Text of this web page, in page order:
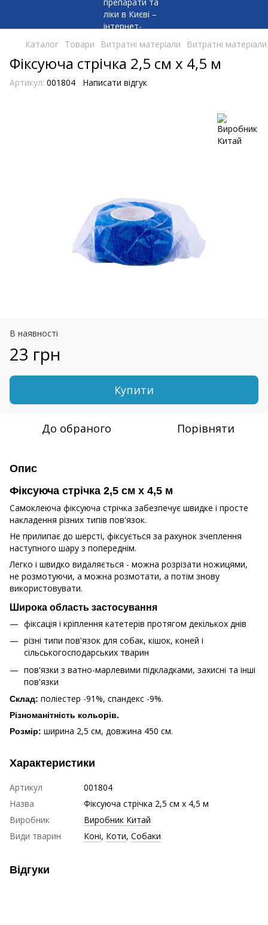
Каталог Товари Витратні матеріали Витратні
Фіксуюча стрiчка 2,5 см х 4,5 м
Артикул: 001804 Написати відгук
В наявності
23 грн
Купити
До обраного Порівняти
Опис
Фіксуюча стрiчка 2,5 см х 4,5 м
Самоклеюча фіксуюча стрічка забезпечує швидке і просте
накладення різних типів пов'язок.
Не прилипає до шерсті, фіксується за рахунок зчеплення
наступного шару з попереднім.
Легко і швидко видаляється - можна розрізати ножицями,
не розмотуючи, а можна розмотати, а потім знову
використовувати.
Широка область застосування
фіксація і кріплення катетерів протягом декількох днів
різні типи пов'язок для собак, кішок, коней і
сільськогосподарських тварин
пов'язки з ватно-марлевими підкладками, захисні та інші
пов'язки
Склад: поліестер -91%, спандекс -9%.
Різноманітність кольорів.
Розмір: ширина 2,5 см, довжина 450 см.
Характеристики
Артикул
001804
Назва
Фіксуюча стрiчка 2,5 см х 4,5 м
Виробник
Виробник Китай
Види тварин
Коні, Коти, Собаки
Відгуки